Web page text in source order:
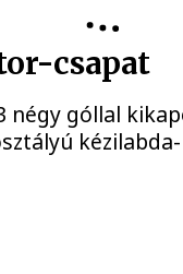
csapat
négy góllal